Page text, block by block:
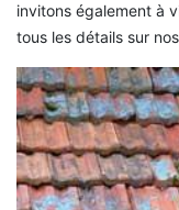
invitons également à
tous les détails sur